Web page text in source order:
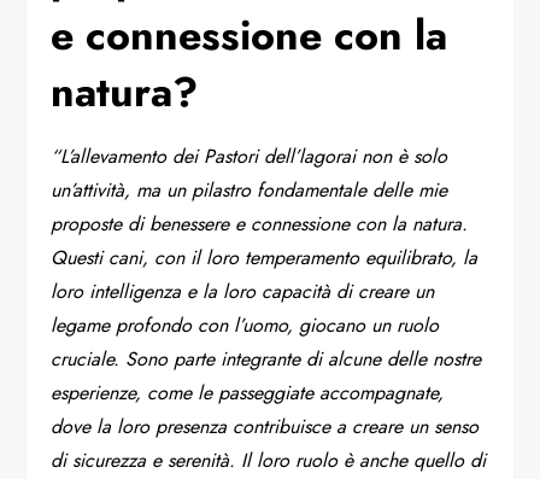
e connessione con la
natura?
“L’allevamento dei Pastori dell’lagorai non è solo
un’attività, ma un pilastro fondamentale delle mie
proposte di benessere e connessione con la natura.
Questi cani, con il loro temperamento equilibrato, la
loro intelligenza e la loro capacità di creare un
legame profondo con l’uomo, giocano un ruolo
cruciale. Sono parte integrante di alcune delle nostre
esperienze, come le passeggiate accompagnate,
dove la loro presenza contribuisce a creare un senso
di sicurezza e serenità. Il loro ruolo è anche quello di